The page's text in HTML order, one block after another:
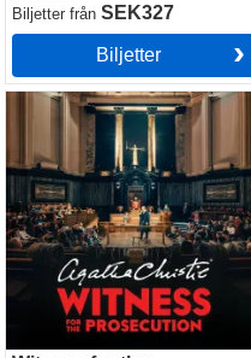
BiljetterfrånSEK327
Biljetter
Witness for the Prosecution
by Agatha Christie